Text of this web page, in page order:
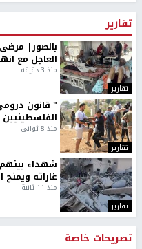
تقارير
تقارير
بالصور|
العاجل مع
منذ 3 دقيقة
تقارير
" قانون
الفلسطينيين
منذ 8 ثواني
تقارير
شهداء
غاراته ويمنح
منذ 11 ثانية
تصريحات خاصة